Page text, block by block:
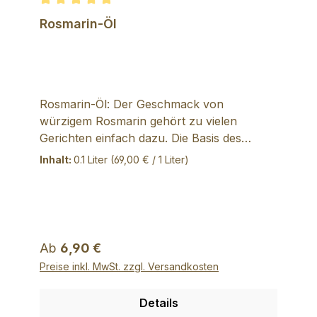
Durchschnittliche Bewertung von 5 von 5 Sternen
Rosmarin-Öl
Rosmarin-Öl: Der Geschmack von
würzigem Rosmarin gehört zu vielen
Gerichten einfach dazu. Die Basis des
biologischen Öls ist ein sehr hochwertiges
ist ein Familienbetrieb auf Sizilien (Italien).
Er führt ausschließlich Olivenöle der
Hierunter versteht man das Olivenöl erster
Inhalt: 0.1 Liter (69,00 € / 1 Liter)
Regulärer Preis:
Ab 6,90 €
Preise inkl. MwSt. zzgl. Versandkosten
Details